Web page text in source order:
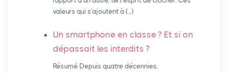
valeurs qui s’ajoutent à (…)
Un smartphone en classe? Et si on
dépassait les interdits ?
Résumé Depuis quatre décennies,